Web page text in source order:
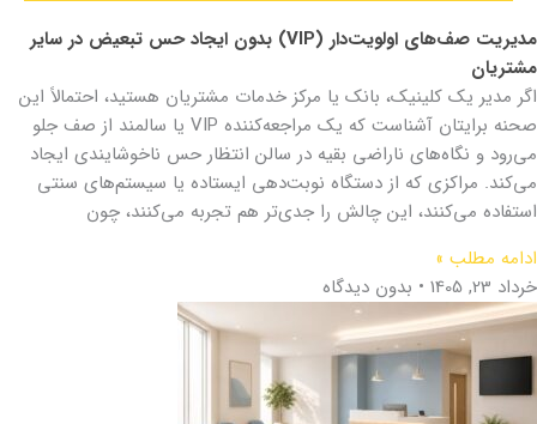
مدیریت صف‌های اولویت‌دار (VIP) بدون ایجاد حس تبعیض در سایر
مشتریان
اگر مدیر یک کلینیک، بانک یا مرکز خدمات مشتریان هستید، احتمالاً این
صحنه برایتان آشناست که یک مراجعه‌کننده VIP یا سالمند از صف جلو
می‌رود و نگاه‌های ناراضی بقیه در سالن انتظار حس ناخوشایندی ایجاد
می‌کند. مراکزی که از دستگاه نوبت‌دهی ایستاده یا سیستم‌های سنتی
استفاده می‌کنند، این چالش را جدی‌تر هم تجربه می‌کنند، چون
ادامه مطلب »
خرداد 23, 1405
بدون دیدگاه